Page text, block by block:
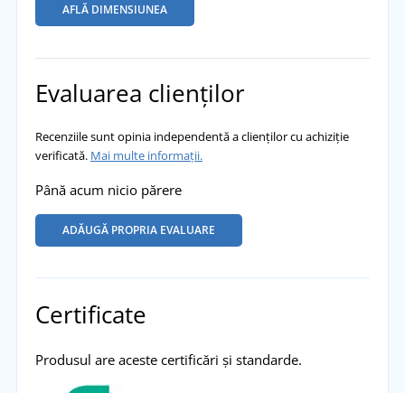
AFLĂ DIMENSIUNEA
Evaluarea clienților
Recenziile sunt opinia independentă a clienților cu achiziție
verificată. Mai multe informații.
Până acum nicio părere
ADĂUGĂ PROPRIA EVALUARE
Certificate
Produsul are aceste certificări și standarde.